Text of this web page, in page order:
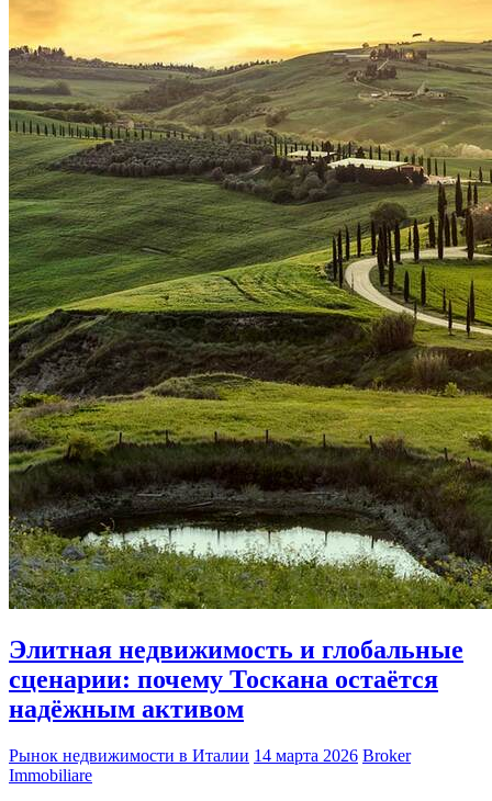
Элитная недвижимость и глобальные
сценарии: почему Тоскана остаётся
надёжным активом
Рынок недвижимости в Италии 14 марта 2026 Broker
Immobiliare